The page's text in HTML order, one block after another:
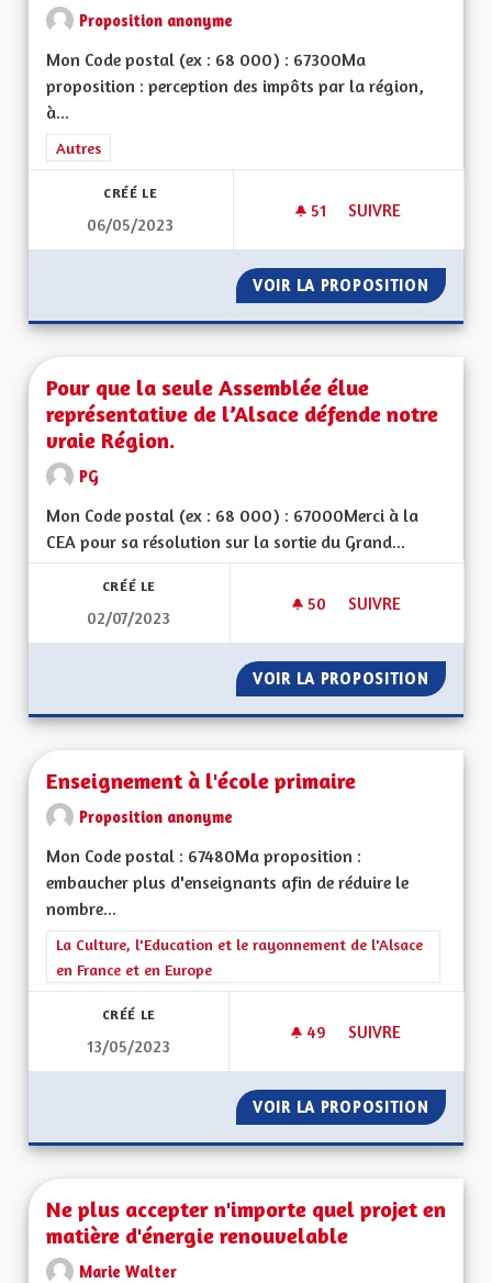
Proposition anonyme
Mon Code postal (ex : 68 000) : 67300Ma
proposition : perception des impôts par la région,
à...
Filtrer les résultats de la catégorie : Autres
Autres
CRÉÉ LE
06/05/2023
51 51 ABONNÉS
SUIVRE
VOIR LA PROPOSITION
Pour que la seule Assemblée élue
représentative de l’Alsace défende notre
vraie Région.
PG
Mon Code postal (ex : 68 000) : 67000Merci à la
CEA pour sa résolution sur la sortie du Grand...
CRÉÉ LE
02/07/2023
50 50 ABONNÉS
SUIVRE
VOIR LA PROPOSITION POUR
Enseignement à l'école primaire
Proposition anonyme
Mon Code postal : 67480Ma proposition :
embaucher plus d'enseignants afin de réduire le
nombre...
Filtrer les résultats de la catégorie : La Culture, l'Education et
La Culture, l'Education et le rayonnement de l'Alsace
en France et en Europe
CRÉÉ LE
13/05/2023
49 49 ABONNÉS
SUIVRE
VOIR LA PROPOSITION
Ne plus accepter n'importe quel projet en
matière d'énergie renouvelable
Marie Walter